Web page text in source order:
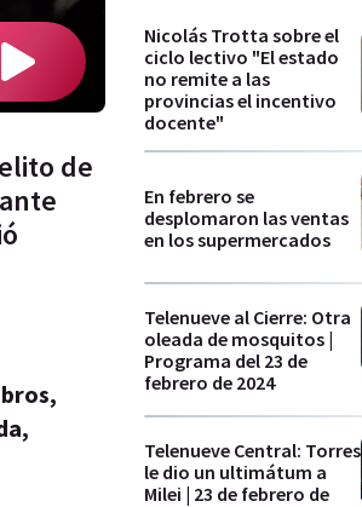
de
Nicolás Trotta sobre el
ciclo lectivo "El estado
no remite a las
provincias el incentivo
docente"
En febrero se
desplomaron las ventas
en los supermercados
Telenueve al Cierre: Otra
oleada de mosquitos |
Programa del 23 de
febrero de 2024
Telenueve Central: Torres
le dio un ultimátum a
Milei | 23 de febrero de